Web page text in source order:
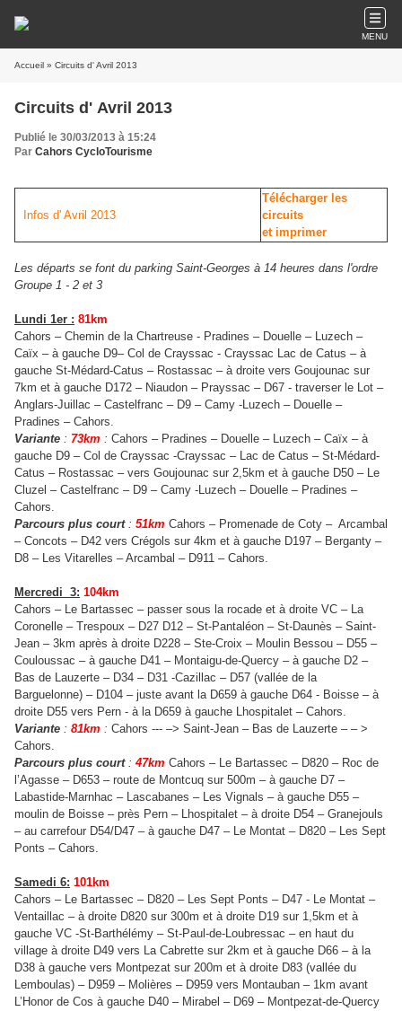
MENU
Accueil » Circuits d' Avril 2013
Circuits d' Avril 2013
Publié le 30/03/2013 à 15:24
Par Cahors CycloTourisme
Infos d' Avril 2013
Télécharger les
circuits
et imprimer
Les départs se font du parking Saint-Georges à 14 heures dans l'ordre
Groupe 1 - 2 et 3
Lundi 1er : 81km
Cahors – Chemin de la Chartreuse - Pradines – Douelle – Luzech –
Caïx – à gauche D9– Col de Crayssac - Crayssac Lac de Catus – à
gauche St-Médard-Catus – Rostassac – à droite vers Goujounac sur
7km et à gauche D172 – Niaudon – Prayssac – D67 - traverser le Lot –
Anglars-Juillac – Castelfranc – D9 – Camy -Luzech – Douelle –
Pradines – Cahors.
Variante : 73km : Cahors – Pradines – Douelle – Luzech – Caïx – à
gauche D9 – Col de Crayssac -Crayssac – Lac de Catus – St-Médard-
Catus – Rostassac – vers Goujounac sur 2,5km et à gauche D50 – Le
Cluzel – Castelfranc – D9 – Camy -Luzech – Douelle – Pradines –
Cahors.
Parcours plus court : 51km Cahors – Promenade de Coty – Arcambal
– Concots – D42 vers Crégols sur 4km et à gauche D197 – Berganty –
D8 – Les Vitarelles – Arcambal – D911 – Cahors.
Mercredi 3: 104km
Cahors – Le Bartassec – passer sous la rocade et à droite VC – La
Coronelle – Trespoux – D27 D12 – St-Pantaléon – St-Daunès – Saint-
Jean – 3km après à droite D228 – Ste-Croix – Moulin Bessou – D55 –
Couloussac – à gauche D41 – Montaigu-de-Quercy – à gauche D2 –
Bas de Lauzerte – D34 – D31 -Cazillac – D57 (vallée de la
Barguelonne) – D104 – juste avant la D659 à gauche D64 - Boisse – à
droite D55 vers Pern - à la D659 à gauche Lhospitalet – Cahors.
Variante : 81km : Cahors --- –> Saint-Jean – Bas de Lauzerte – – >
Cahors.
Parcours plus court : 47km Cahors – Le Bartassec – D820 – Roc de
l’Agasse – D653 – route de Montcuq sur 500m – à gauche D7 –
Labastide-Marnhac – Lascabanes – Les Vignals – à gauche D55 –
moulin de Boisse – près Pern – Lhospitalet – à droite D54 – Granejouls
– au carrefour D54/D47 – à gauche D47 – Le Montat – D820 – Les Sept
Ponts – Cahors.
Samedi 6: 101km
Cahors – Le Bartassec – D820 – Les Sept Ponts – D47 - Le Montat –
Ventaillac – à droite D820 sur 300m et à droite D19 sur 1,5km et à
gauche VC -St-Barthélémy – St-Paul-de-Loubressac – en haut du
village à droite D49 vers La Cabrette sur 2km et à gauche D66 – à la
D38 à gauche vers Montpezat sur 200m et à droite D83 (vallée du
Lemboulas) – D959 – Molières – D959 vers Montauban – 1km avant
L’Honor de Cos à gauche D40 – Mirabel – D69 – Montpezat-de-Quercy